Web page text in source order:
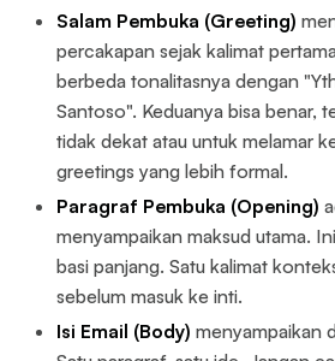
Salam Pembuka (Greeting)
percakapan sejak kalimat
berbeda tonalitasnya dengan
Santoso". Keduanya bisa benar,
tidak dekat atau untuk melamar
greetings yang lebih formal.
Paragraf Pembuka (Opening)
menyampaikan maksud utama.
basi panjang. Satu kalimat
sebelum masuk ke inti.
Isi Email (Body) menyampaikan